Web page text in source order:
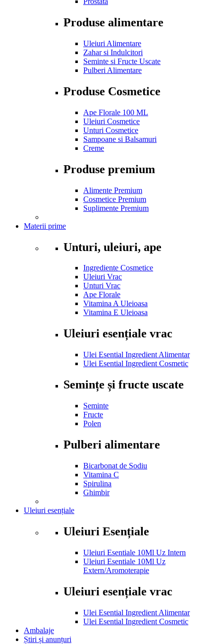
Produse alimentare
Uleiuri Alimentare
Zahar si Indulcitori
Seminte si Fructe Uscate
Pulberi Alimentare
Produse Cosmetice
Ape Florale 100 ML
Uleiuri Cosmetice
Unturi Cosmetice
Sampoane si Balsamuri
Creme
Produse premium
Alimente Premium
Cosmetice Premium
Suplimente Premium
Materii prime
Unturi, uleiuri, ape
Ingrediente Cosmetice
Uleiuri Vrac
Unturi Vrac
Ape Florale
Vitamina A Uleioasa
Vitamina E Uleioasa
Uleiuri esențiale vrac
Ulei Esential Ingredient Alimentar
Ulei Esential Ingredient Cosmetic
Semințe și fructe uscate
Seminte
Fructe
Polen
Pulberi alimentare
Bicarbonat de Sodiu
Vitamina C
Spirulina
Ghimbir
Uleiuri esențiale
Uleiuri Esențiale
Uleiuri Esentiale 10Ml Uz Intern
Uleiuri Esentiale 10Ml Uz
Extern/Aromoterapie
Uleiuri esențiale vrac
Ulei Esential Ingredient Alimentar
Ulei Esential Ingredient Cosmetic
Ambalaje
Știri și anunțuri